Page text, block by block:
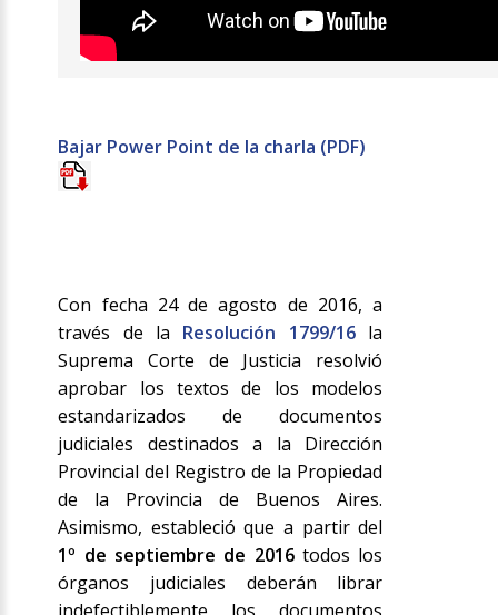
Bajar Power Point de la charla (PDF)
Con fecha 24 de agosto de 2016, a
través de la Resolución 1799/16la
Suprema Corte de Justicia resolvió
aprobar los textos de los modelos
estandarizados de documentos
judiciales destinados a la Dirección
Provincial del Registro de la Propiedad
de la Provincia de Buenos Aires.
Asimismo, estableció que a partir del
1º de septiembre de 2016 todos los
órganos judiciales deberán librar